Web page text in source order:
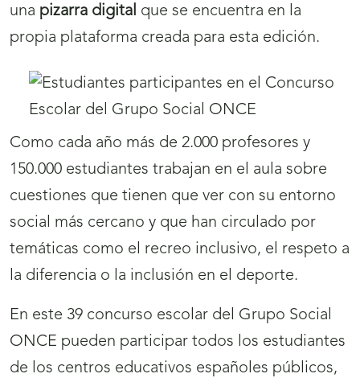
una pizarra digital que se encuentra en la
propia plataforma creada para esta edición.
Como cada año más de 2.000 profesores y
150.000 estudiantes trabajan en el aula sobre
cuestiones que tienen que ver con su entorno
social más cercano y que han circulado por
temáticas como el recreo inclusivo, el respeto a
la diferencia o la inclusión en el deporte.
En este 39 concurso escolar del Grupo Social
ONCE pueden participar todos los estudiantes
de los centros educativos españoles públicos,